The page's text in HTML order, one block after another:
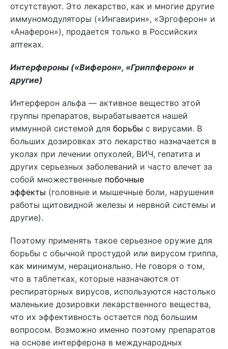
отсутствуют. Это лекарство, как и многие другие
иммуномодуляторы («Ингавирин», «Эргоферон» и
«Анаферон»), продается только в Российских
аптеках.
Интерфероны («Виферон», «Гриппферон» и
другие)
Интерферон альфа — активное вещество этой
группы препаратов, вырабатывается нашей
иммунной системой для борьбы с вирусами. В
больших дозировках это лекарство назначается в
уколах при лечении опухолей, ВИЧ, гепатита и
других серьезных заболеваний и часто влечет за
собой множественные побочные
эффекты (головные и мышечные боли, нарушения
работы щитовидной железы и нервной системы и
другие).
Поэтому применять такое серьезное оружие для
борьбы с обычной простудой или вирусом гриппа,
как минимум, нерационально. Не говоря о том,
что в таблетках, которые назначаются от
респираторных вирусов, используются настолько
маленькие дозировки лекарственного вещества,
что их эффективность остается под большим
вопросом. Возможно именно поэтому препаратов
на основе интерферона в международных